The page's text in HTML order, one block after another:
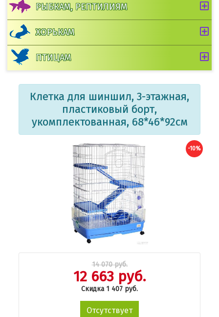
РЫБКАМ, РЕПТИЛИЯМ
ХОРЬКАМ
ПТИЦАМ
Клетка для шиншил, 3-этажная,
пластиковый борт,
укомплектованная, 68*46*92см
-10%
14 070 руб.
12 663 руб.
Скидка 1 407 руб.
Отсутствует